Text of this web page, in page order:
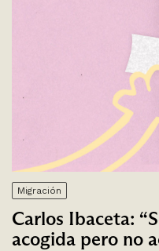
Migración
Carlos Ibaceta: “Somos un país de
acogida pero no